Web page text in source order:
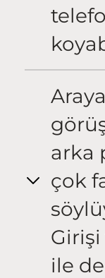
arka
çok
Girişi
ile